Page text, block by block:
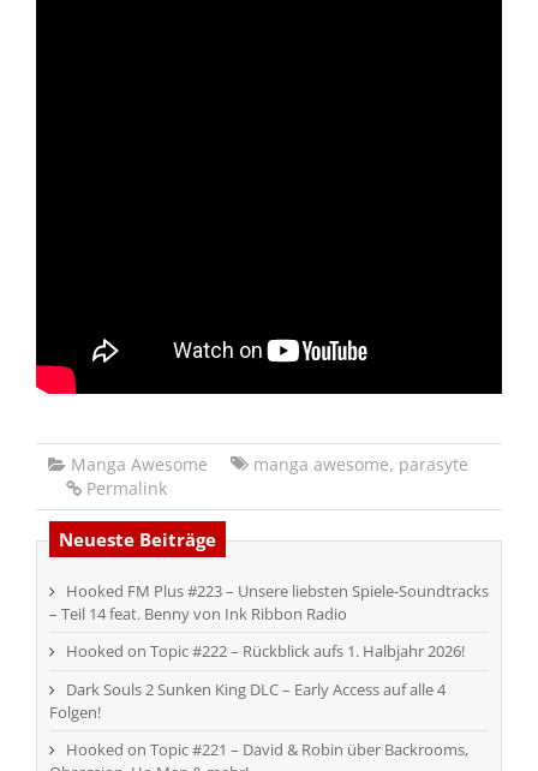
Manga Awesome manga awesome, parasyte
Permalink
Neueste Beiträge
Hooked FM Plus #223 – Unsere liebsten Spiele-Soundtracks
– Teil 14 feat. Benny von Ink Ribbon Radio
Hooked on Topic #222 – Rückblick aufs 1. Halbjahr 2026!
Dark Souls 2 Sunken King DLC – Early Access auf alle 4
Folgen!
Hooked on Topic #221 – David & Robin über Backrooms,